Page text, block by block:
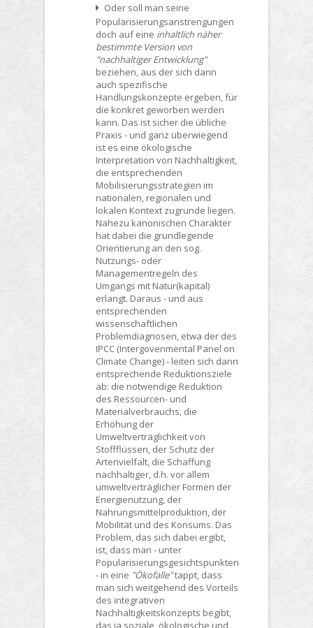
Oder soll man seine
Popularisierungsanstrengungen
doch auf eine inhaltlich näher
bestimmte Version von
"nachhaltiger Entwicklung"
beziehen, aus der sich dann
auch spezifische
Handlungskonzepte ergeben, für
die konkret geworben werden
kann. Das ist sicher die übliche
Praxis - und ganz überwiegend
ist es eine ökologische
Interpretation von Nachhaltigkeit,
die entsprechenden
Mobilisierungsstrategien im
nationalen, regionalen und
lokalen Kontext zugrunde liegen.
Nahezu kanonischen Charakter
hat dabei die grundlegende
Orientierung an den sog.
Nutzungs- oder
Managementregeln des
Umgangs mit Natur(kapital)
erlangt. Daraus - und aus
entsprechenden
wissenschaftlichen
Problemdiagnosen, etwa der des
IPCC (Intergovenmental Panel on
Climate Change) - leiten sich dann
entsprechende Reduktionsziele
ab: die notwendige Reduktion
des Ressourcen- und
Materialverbrauchs, die
Erhöhung der
Umweltverträglichkeit von
Stoffflüssen, der Schutz der
Artenvielfalt, die Schaffung
nachhaltiger, d.h. vor allem
umweltverträglicher Formen der
Energienutzung, der
Nahrungsmittelproduktion, der
Mobilität und des Konsums. Das
Problem, das sich dabei ergibt,
ist, dass man - unter
Popularisierungsgesichtspunkten
- in eine "Ökofalle"tappt, dass
man sich weitgehend des Vorteils
des integrativen
Nachhaltigkeitskonzepts begibt,
das ja soziale, ökologische und